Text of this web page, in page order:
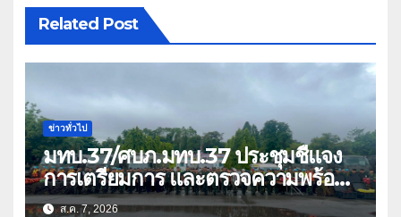
Related Post
ข่าวทั่วไป
มทบ.37/ศบภ.มทบ.37 ประชุมชี้แจง
การเตรียมการ และตรวจความพร้อม
ด้านการบรรเทาสาธารณภัย
ส.ค. 7, 2026